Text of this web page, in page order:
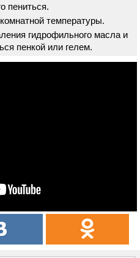
пениться.
температуры.
гидрофильного масла и
пенкой или гелем.